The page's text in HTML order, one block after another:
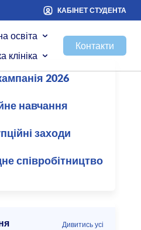
КАБІНЕТ СТУДЕНТА
освіта
клініка
Контакти
2026
навчання
заходи
співробітництво
Дивитись усі